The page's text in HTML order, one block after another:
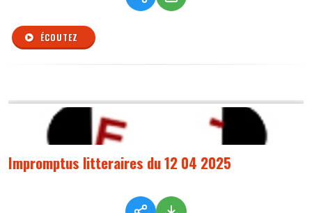
ÉCOUTEZ
Impromptus litteraires du 12 04 2025